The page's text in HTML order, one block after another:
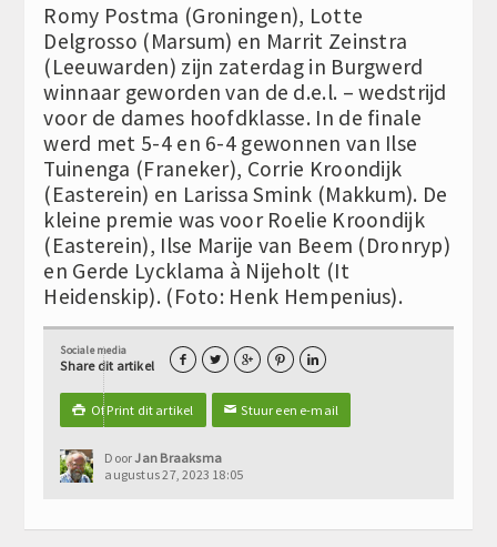
Romy Postma (Groningen), Lotte
Delgrosso (Marsum) en Marrit Zeinstra
(Leeuwarden) zijn zaterdag in Burgwerd
winnaar geworden van de d.e.l. – wedstrijd
voor de dames hoofdklasse. In de finale
werd met 5-4 en 6-4 gewonnen van Ilse
Tuinenga (Franeker), Corrie Kroondijk
(Easterein) en Larissa Smink (Makkum). De
kleine premie was voor Roelie Kroondijk
(Easterein), Ilse Marije van Beem (Dronryp)
en Gerde Lycklama à Nijeholt (It
Heidenskip). (Foto: Henk Hempenius).
Sociale media
Share dit artikel     
 Of Print dit artikel ✉Stuur een e-mail
DoorJan Braaksma
augustus 27, 2023 18:05